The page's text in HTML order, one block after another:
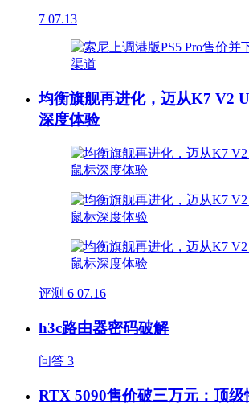
7 07.13
均衡旗舰再进化，迈从K7 V2
深度体验
评测 6 07.16
h3c路由器密码破解
问答 3
RTX 5090售价破三万元：顶